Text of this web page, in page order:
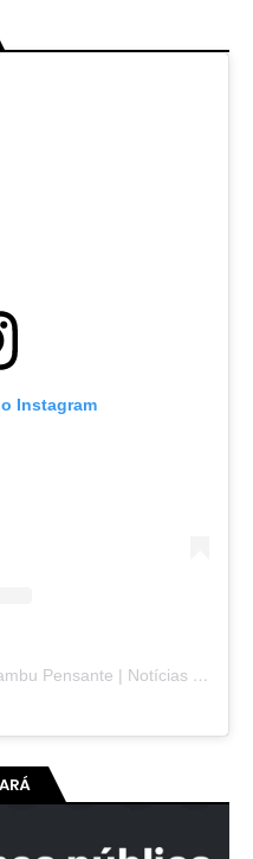
Instagram
Um post compartilhado por Pirambu Pensante | Notícias & Entretenimento (@pirambupensante)